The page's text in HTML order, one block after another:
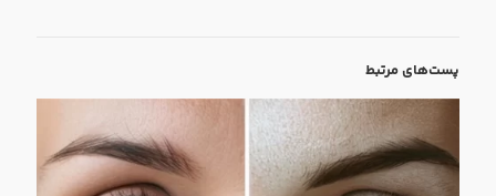
پست‌های مرتبط